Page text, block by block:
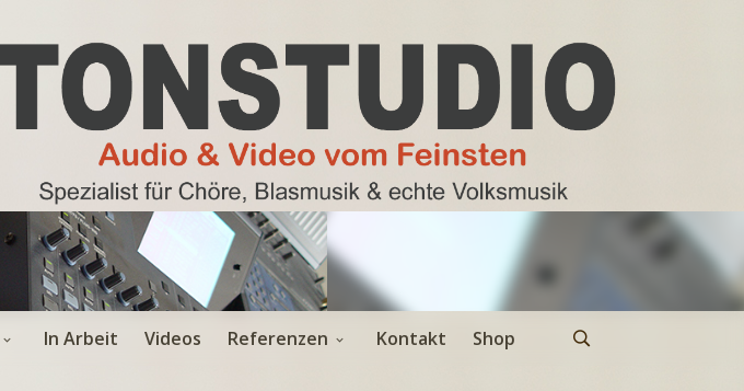
In Arbeit Videos Referenzen Kontakt Shop